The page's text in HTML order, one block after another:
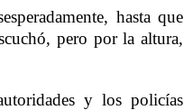
hasta que
pero por la altura,
y los policías